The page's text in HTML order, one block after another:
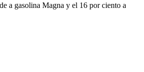
a gasolina Magna y el 16 por ciento a